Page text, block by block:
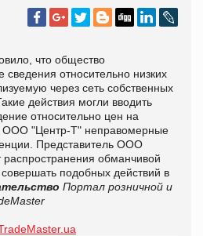
что общество
относительно низких
через сеть собственных
действия могли вводить
относительно цен на
ООО "Центр-Т" неправомерные
Представитель ООО
обманчивой
подобных действий в
Портал розничной и